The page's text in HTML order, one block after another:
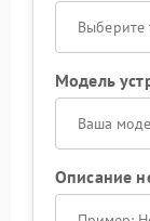
Выберите
Модель
Описание